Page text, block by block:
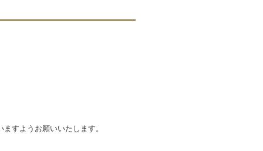
すようお願いいたします。